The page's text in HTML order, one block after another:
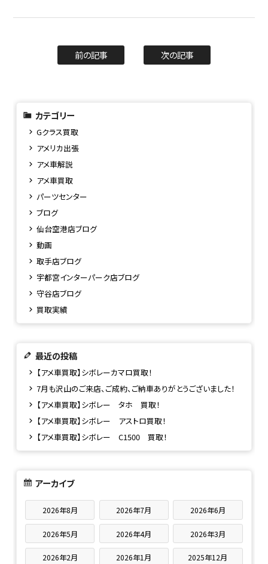
前の記事 次の記事
カテゴリー
Gクラス買取
アメリカ出張
アメ車解説
アメ車買取
パーツセンター
ブログ
仙台空港店ブログ
動画
取手店ブログ
宇都宮インターパーク店ブログ
守谷店ブログ
買取実績
最近の投稿
【アメ車買取】シボレーカマロ買取！
7月も沢山のご来店、ご成約、ご納車ありがとうございました！
【アメ車買取】シボレー タホ 買取！
【アメ車買取】シボレー アストロ買取！
【アメ車買取】シボレー C1500 買取！
アーカイブ
2026年8月 2026年7月 2026年6月
2026年5月 2026年4月 2026年3月
2026年2月 2026年1月 2025年12月